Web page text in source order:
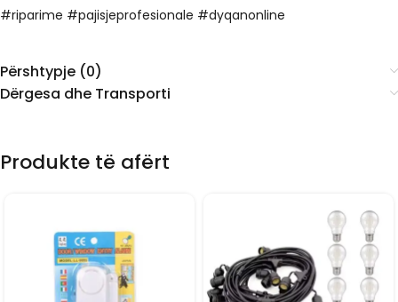
#riparime #pajisjeprofesionale #dyqanonline
Përshtypje (0)
Dërgesa dhe Transporti
Produkte të afërt